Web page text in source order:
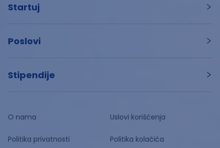
Startuj
Poslovi
Stipendije
O nama Uslovi korišćenja
Politika privatnosti Politika kolačića